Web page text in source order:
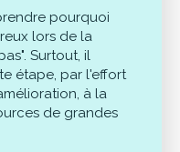
pourquoi
lors de la
Surtout, il
étape, par l'effort
à la
de grandes